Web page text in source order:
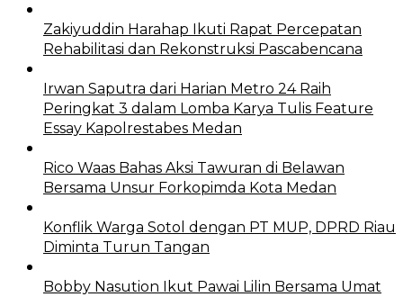
Zakiyuddin Harahap Ikuti Rapat Percepatan
Rehabilitasi dan Rekonstruksi Pascabencana
Irwan Saputra dari Harian Metro 24 Raih
Peringkat 3 dalam Lomba Karya Tulis Feature
Essay Kapolrestabes Medan
Rico Waas Bahas Aksi Tawuran di Belawan
Bersama Unsur Forkopimda Kota Medan
Konflik Warga Sotol dengan PT MUP, DPRD Riau
Diminta Turun Tangan
Bobby Nasution Ikut Pawai Lilin Bersama Umat